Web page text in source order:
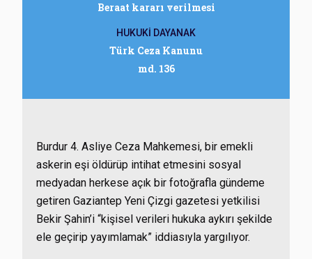
Beraat kararı verilmesi
HUKUKİ DAYANAK
Türk Ceza Kanunu
md. 136
Burdur 4. Asliye Ceza Mahkemesi, bir emekli
askerin eşi öldürüp intihat etmesini sosyal
medyadan herkese açık bir fotoğrafla gündeme
getiren Gaziantep Yeni Çizgi gazetesi yetkilisi
Bekir Şahin’i “kişisel verileri hukuka aykırı şekilde
ele geçirip yayımlamak” iddiasıyla yargılıyor.